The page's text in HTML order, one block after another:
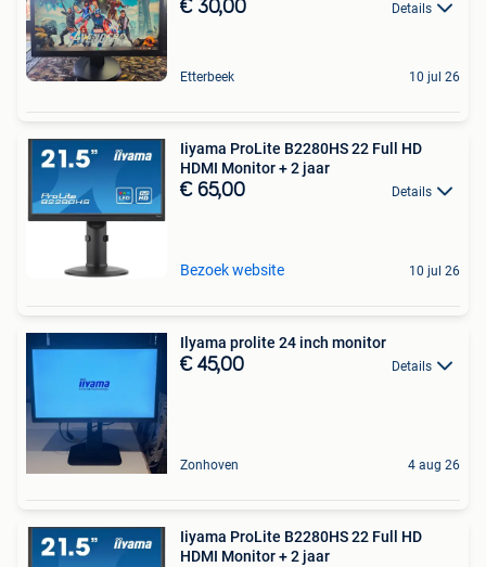
€ 30,00 Details
Etterbeek 10 jul 26
Iiyama ProLite B2280HS 22 Full HD
HDMI Monitor + 2 jaar
€ 65,00 Details
Bezoek website 10 jul 26
Ilyama prolite 24 inch monitor
€ 45,00 Details
Zonhoven 4 aug 26
Iiyama ProLite B2280HS 22 Full HD
HDMI Monitor + 2 jaar